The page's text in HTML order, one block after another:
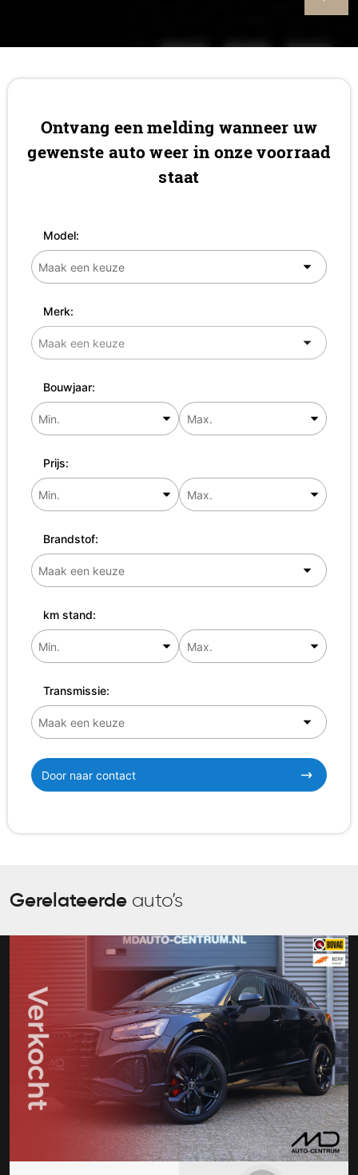
Ontvang een melding wanneer uw
gewenste auto weer in onze voorraad
staat
Model:
Merk:
Bouwjaar:
Prijs:
Brandstof:
km stand:
Transmissie:
Door naar contact
Gerelateerde auto’s